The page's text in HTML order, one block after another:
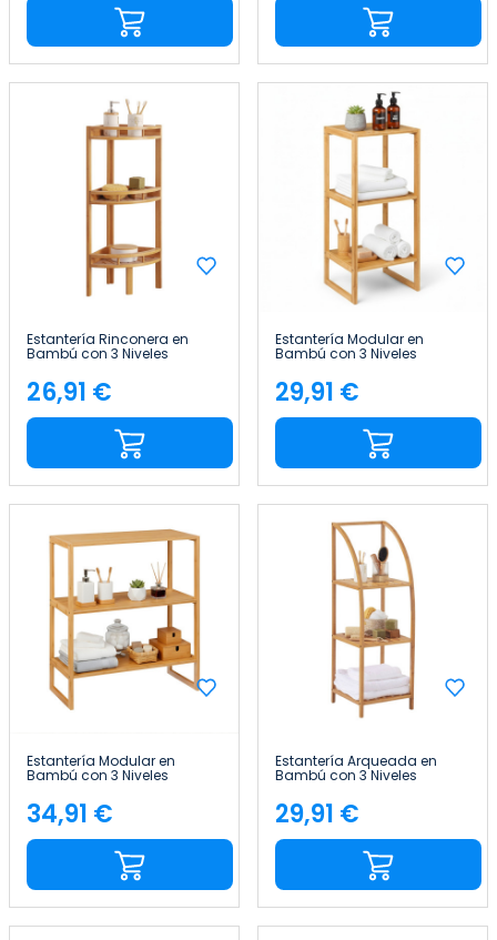
Estantería Rinconera en
Bambú con 3 Niveles
Home
Precio
26,91 €
Estantería Modular en
Bambú con 3 Niveles
Thinia Home
Precio
29,91 €
Estantería Modular en
Bambú con 3 Niveles
Thinia Home
Precio
34,91 €
Estantería Arqueada en
Bambú con 3 Niveles
Thinia Home
Precio
29,91 €